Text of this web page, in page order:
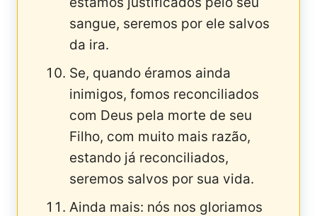
sangue, se­remos por ele salvos
da ira.
Se, quando éramos ainda
inimigos, fomos recon­ciliados
com Deus pela morte de seu
Filho, com muito mais razão,
estando já reconciliados,
seremos salvos por sua vida.
Ainda mais: nós nos gloriamos